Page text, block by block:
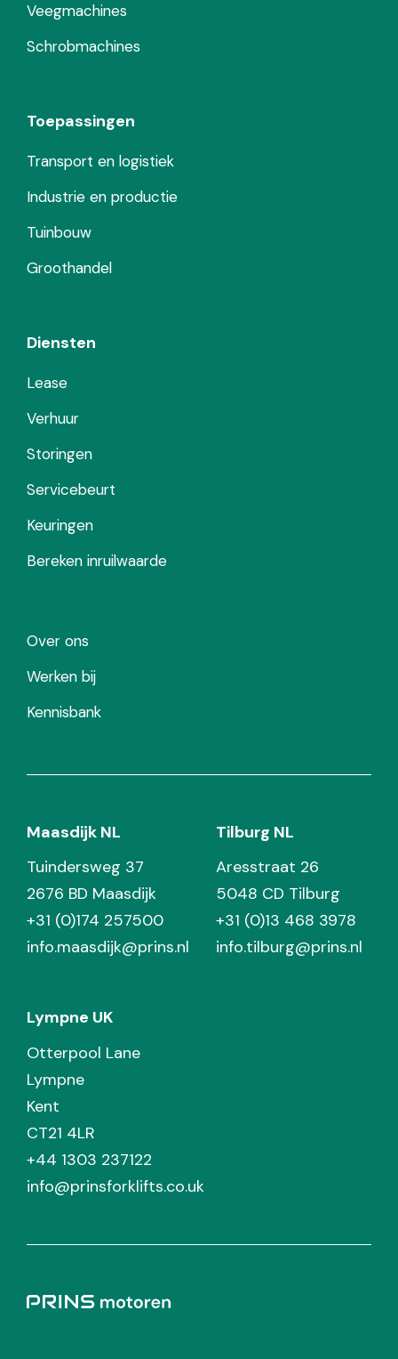
Veegmachines
Schrobmachines
Toepassingen
Transport en logistiek
Industrie en productie
Tuinbouw
Groothandel
Diensten
Lease
Verhuur
Storingen
Servicebeurt
Keuringen
Bereken inruilwaarde
Over ons
Werken bij
Kennisbank
Maasdijk NL
Tuindersweg 37
2676 BD Maasdijk
+31 (0)174 257500
info.maasdijk@prins.nl
Tilburg NL
Aresstraat 26
5048 CD Tilburg
+31 (0)13 468 3978
info.tilburg@prins.nl
Lympne UK
Otterpool Lane
Lympne
Kent
CT21 4LR
+44 1303 237122
info@prinsforklifts.co.uk